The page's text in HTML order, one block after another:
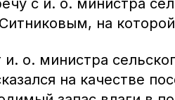
на
о. министра
на качестве